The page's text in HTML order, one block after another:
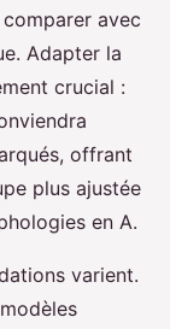
avec
Adapter la
crucial :
offrant
plus ajustée
en A.
varient.